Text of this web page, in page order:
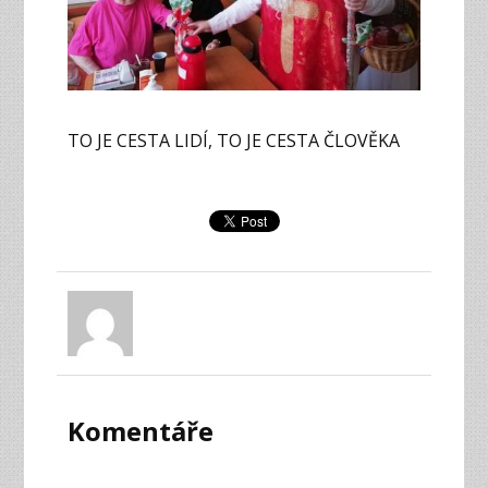
TO JE CESTA LIDÍ, TO JE CESTA ČLOVĚKA
Komentáře